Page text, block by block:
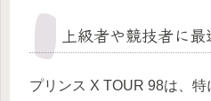
上級者や競技者に最
プリンス X TOUR 98は、